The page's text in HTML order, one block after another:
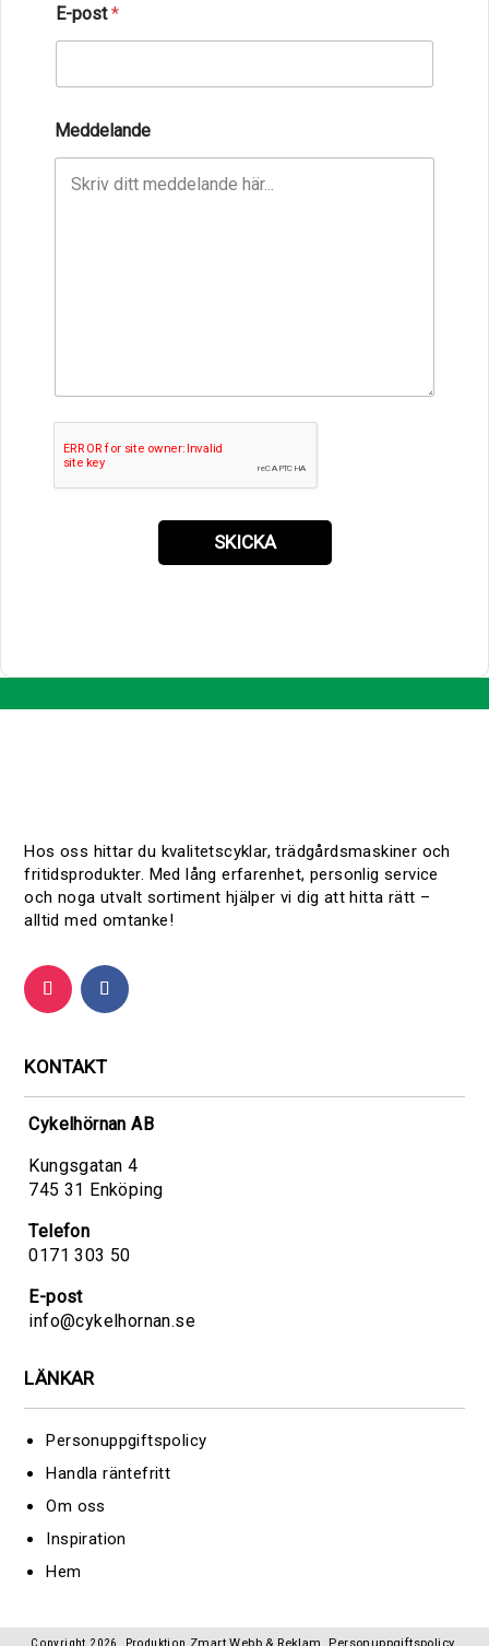
E-post*
Meddelande
SKICKA
Hos oss hittar du kvalitetscyklar, trädgårdsmaskiner och
fritidsprodukter. Med lång erfarenhet, personlig service
och noga utvalt sortiment hjälper vi dig att hitta rätt –
alltid med omtanke!
KONTAKT
Cykelhörnan AB
Kungsgatan 4
745 31 Enköping
Telefon
0171 303 50
E-post
info@cykelhornan.se
LÄNKAR
Personuppgiftspolicy
Handla räntefritt
Om oss
Inspiration
Hem